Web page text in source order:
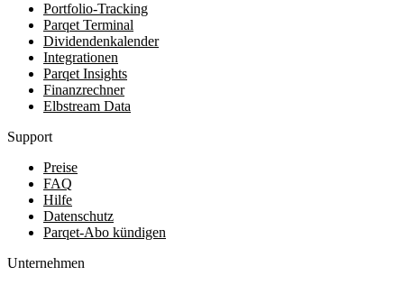
Portfolio-Tracking
Parqet Terminal
Dividendenkalender
Integrationen
Parqet Insights
Finanzrechner
Elbstream Data
Support
Preise
FAQ
Hilfe
Datenschutz
Parqet-Abo kündigen
Unternehmen